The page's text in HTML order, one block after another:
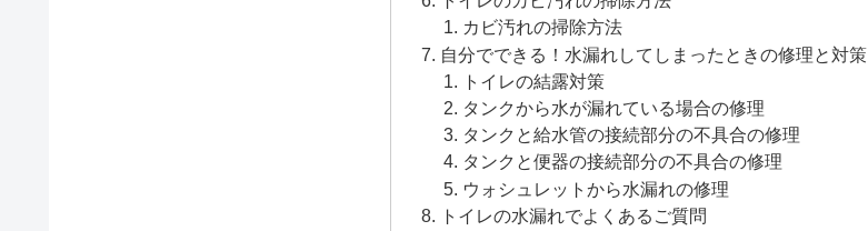
カビ汚れの掃除方法
自分でできる！水漏れしてしまったときの修理と対策
トイレの結露対策
タンクから水が漏れている場合の修理
タンクと給水管の接続部分の不具合の修理
タンクと便器の接続部分の不具合の修理
ウォシュレットから水漏れの修理
トイレの水漏れでよくあるご質問